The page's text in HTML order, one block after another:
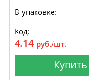
В упаковке:
Код:
4.14 руб./шт.
Купить